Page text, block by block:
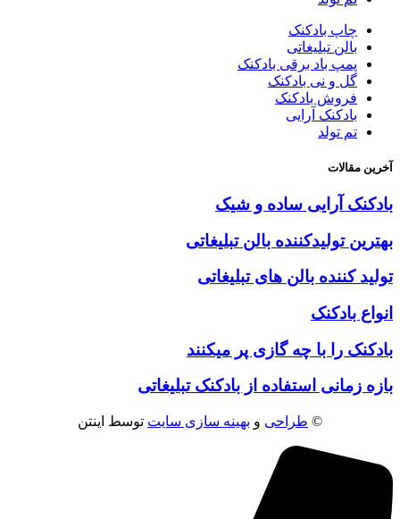
چاپ بادکنک
بالن تبلیغاتی
پمپ باد برقی بادکنک
گل و نی بادکنک
فروش بادکنک
بادکنک آرایی
تم تولد
آخرین مقالات
بادکنک آرایی ساده و شیک
بهترین تولیدکننده بالن تبلیغاتی
تولید کننده بالن های تبلیغاتی
انواع بادکنک
بادکنک را با چه گازی پر میکنند
بازه زمانی استفاده از بادکنک تبلیغاتی
© طراحی و بهینه سازی سایت توسط اینتن